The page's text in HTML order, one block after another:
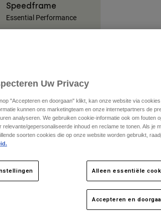
Speedframe
Essential Performance
Uw Privacy
"Accepteren en doorgaan" klikt, kan onze website via
kunnen ons marketingteam en onze internetpartners de
analyseren. We gebruiken cookie-informatie ook om fouten
relevante/gepersonaliseerde inhoud en reclame te tonen. Als je
soorten cookies die op onze website worden gebruikt,
Alleen essentiële
Accepteren en